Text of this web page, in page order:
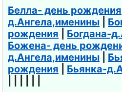
Рунета
День
клининга
День
космонавти
ки
Белла- день рождения
д.Ангела,именины
рождения
Богдана-
Божена- день
д.Ангела,именины
рождения
Бьянка-